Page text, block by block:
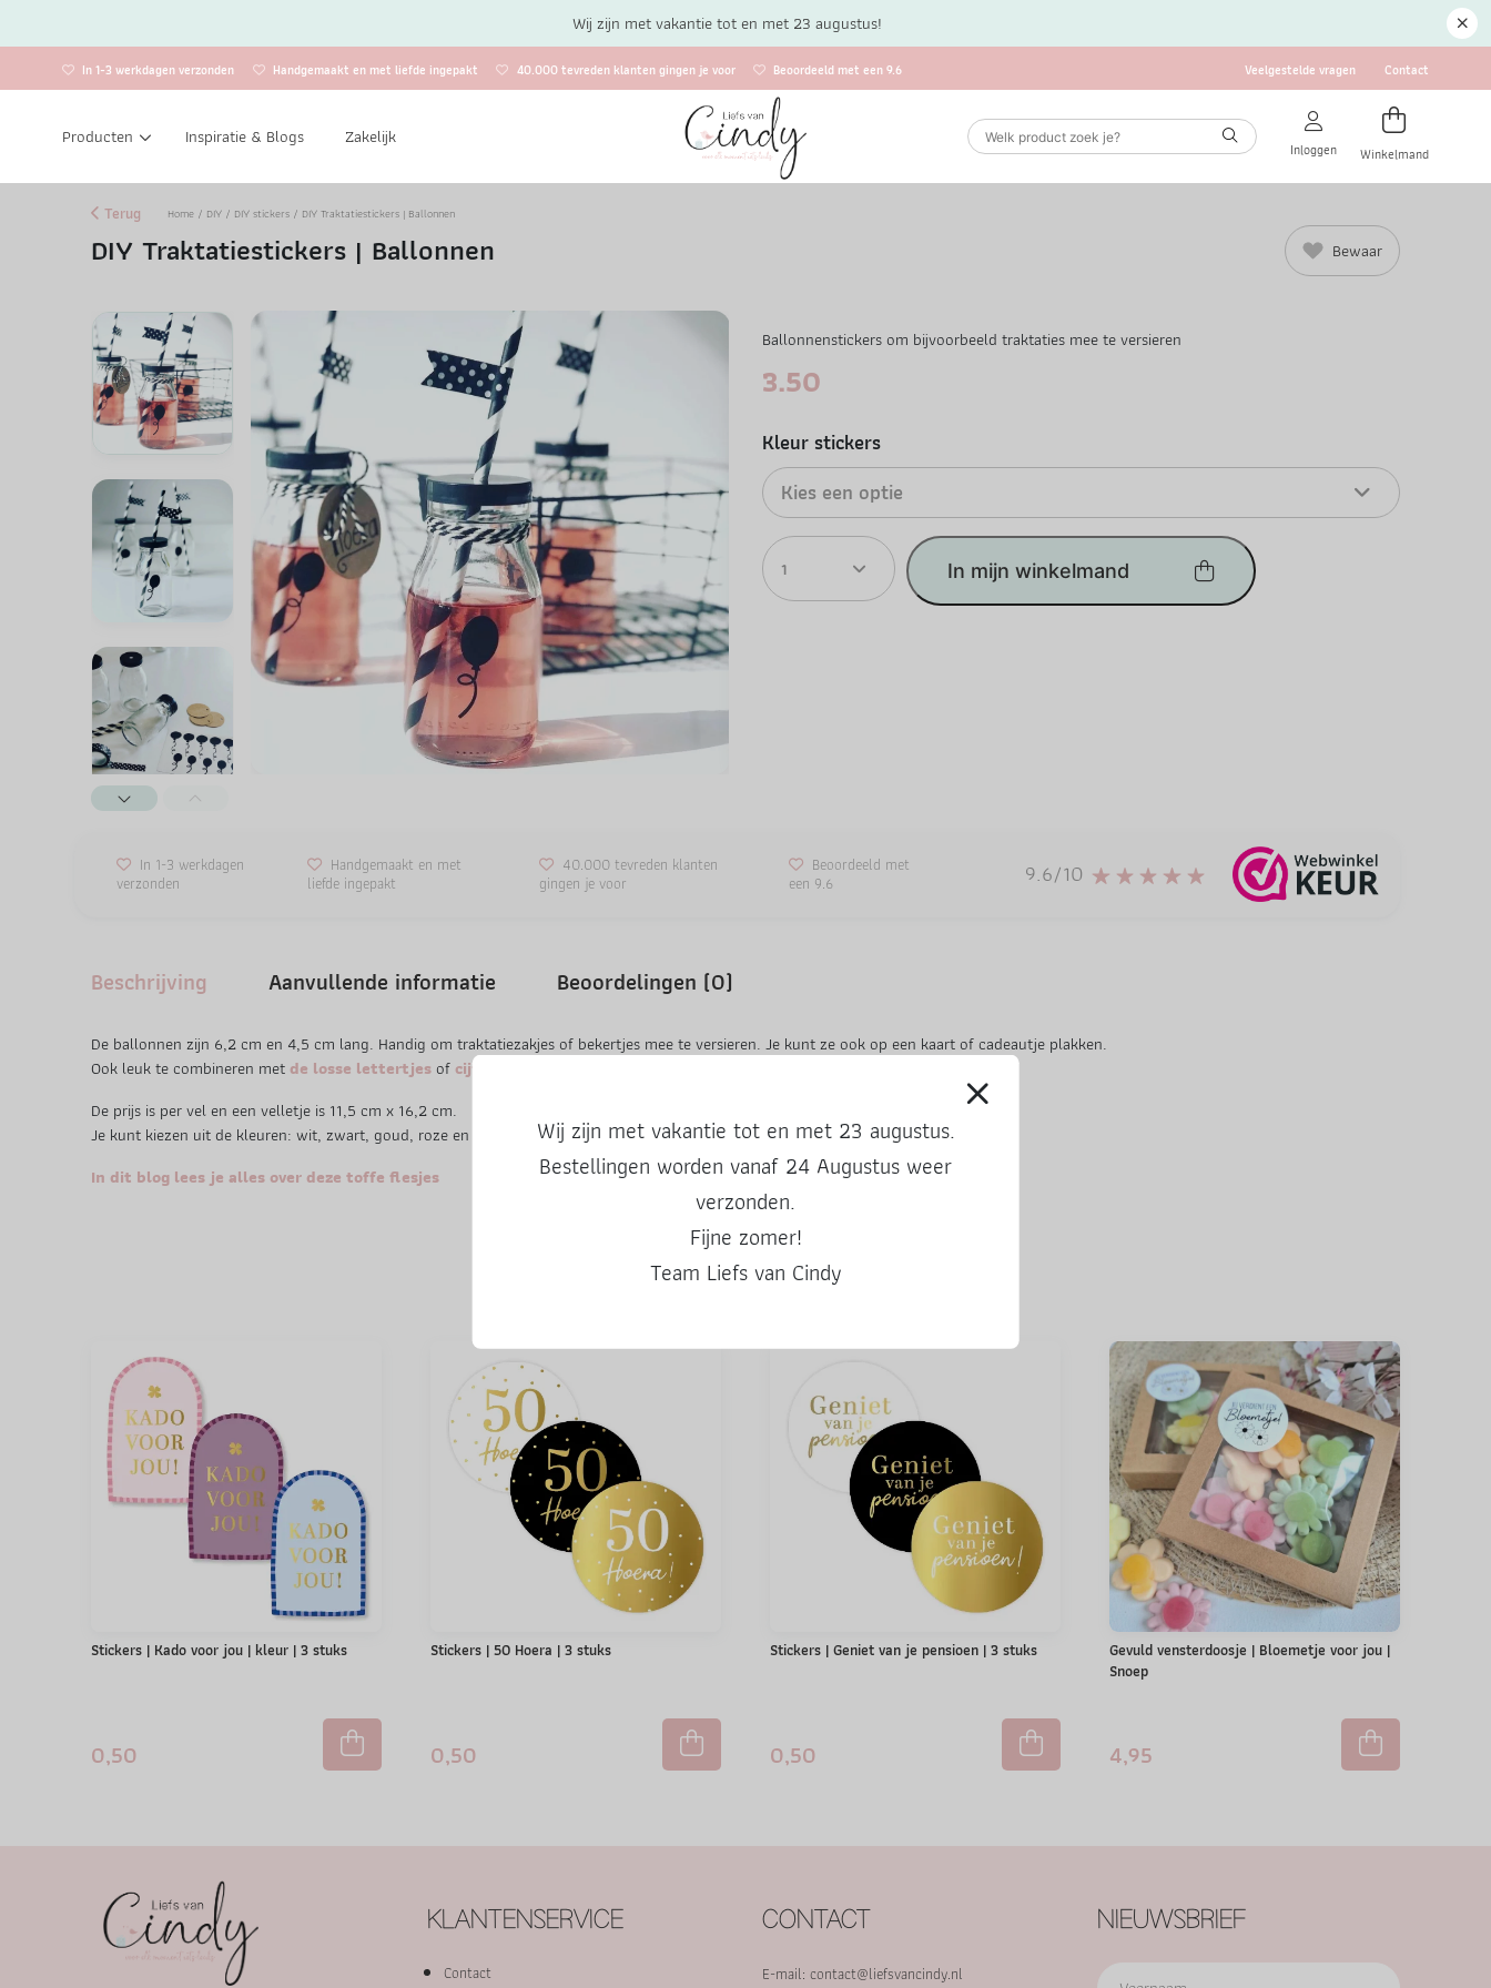
In 1-3 werkdagen verzonden Handgemaakt en met liefde ingepakt 40.000 tevreden klanten gingen je voor Beoordeeld met een 9.6 Veelgestelde vragen Contact
Producten Inspiratie & Blogs Zakelijk Inloggen Winkelmand
Terug Home / DIY / DIY stickers / DIY Traktatiestickers | Ballonnen
DIY Traktatiestickers | Ballonnen Bewaar
Ballonnenstickers om bijvoorbeeld traktaties mee te versieren
3.50
Kleur stickers
Kies een optie
1 In mijn winkelmand
In 1-3 werkdagen
verzonden
Handgemaakt en met
liefde ingepakt
40.000 tevreden klanten
gingen je voor
Beoordeeld met
een 9.6
9.6/10
Beschrijving Aanvullende informatie Beoordelingen (0)
De ballonnen zijn 6,2 cm en 4,5 cm lang. Handig om traktatiezakjes of bekertjes mee te versieren. Je kunt ze ook op een kaart of cadeautje plakken.
Ook leuk te combineren met de losse lettertjesof cijfers
De prijs is per vel en een velletje is 11,5 cm x 16,2 cm.
Je kunt kiezen uit de kleuren: wit, zwart, goud, roze en groen.
In dit blog lees je alles over deze toffe flesjes
Ook leuke producten
Stickers | Kado voor jou | kleur | 3 stuks
0,50
Stickers | 50 Hoera | 3 stuks
0,50
Stickers | Geniet van je pensioen | 3 stuks
0,50
Gevuld vensterdoosje | Bloemetje voor jou |
Snoep
4,95
Wij zijn met vakantie tot en met 23 augustus!
Wij zijn met vakantie tot en met 23 augustus.
Bestellingen worden vanaf 24 Augustus weer
verzonden.
Fijne zomer!
Team Liefs van Cindy
KLANTENSERVICE
Contact
CONTACT
E-mail: contact@liefsvancindy.nl
NIEUWSBRIEF